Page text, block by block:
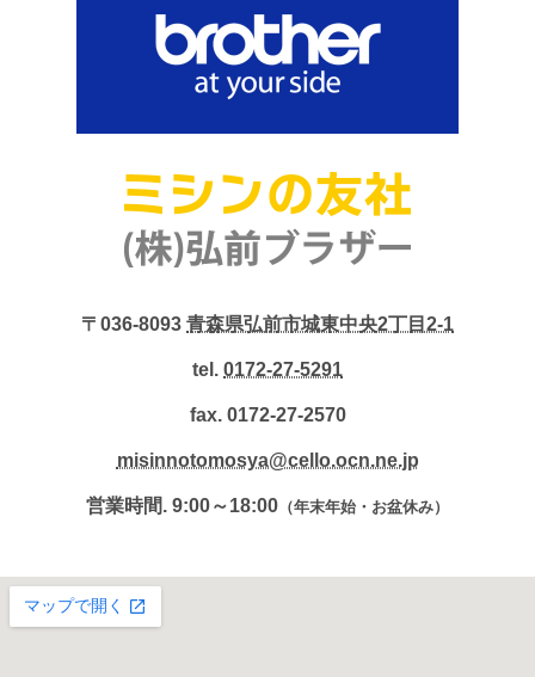
〒036-8093 青森県弘前市城東中央2丁目2-1
tel. 0172-27-5291
fax. 0172-27-2570
misinnotomosya@cello.ocn.ne.jp
営業時間. 9:00～18:00 （年末年始・お盆休み）